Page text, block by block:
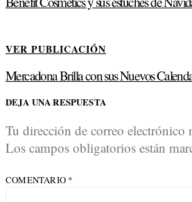
VER PUBLICACIÓN
Mercadona Brilla con sus Nuevos
DEJA UNA RESPUESTA
Tu dirección de correo electrónico
Los campos obligatorios están
COMENTARIO *